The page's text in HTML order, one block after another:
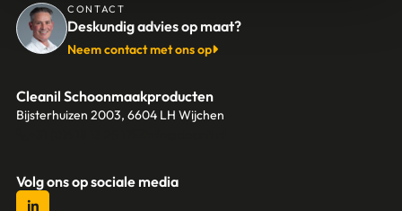
CONTACT
Deskundig advies op maat?
Neem contact met ons op
Cleanil Schoonmaakproducten
Bijsterhuizen 2003, 6604 LH Wijchen
Volg ons op sociale media